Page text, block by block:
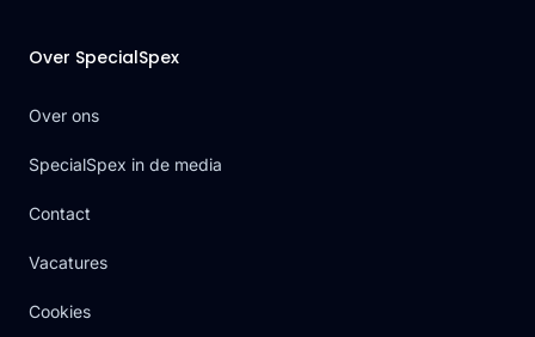
Over SpecialSpex
Over ons
SpecialSpex in de media
Contact
Vacatures
Cookies